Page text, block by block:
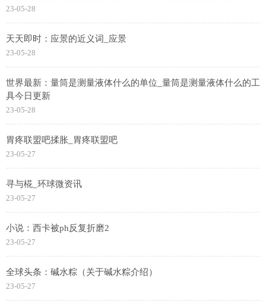
23-05-28
天天即时：应景的近义词_应景
23-05-28
世界最新：量筒是测量液体什么的单位_量筒是测量液体什么的工
具今日更新
23-05-28
胃疼联盟吧揉胀_胃疼联盟吧
23-05-27
寻与椛_环球微资讯
23-05-27
小说：西卡被ph反复折磨2
23-05-27
全球头条：碱水粽（关于碱水粽介绍）
23-05-27